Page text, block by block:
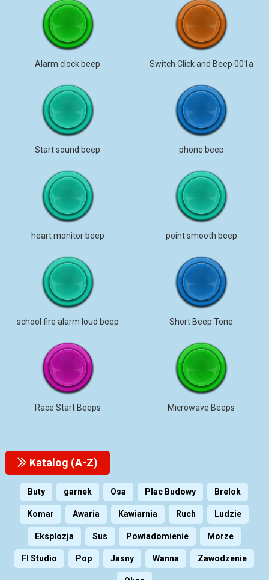
Alarm clock beep Switch Click and Beep 001a
Start sound beep phone beep
heart monitor beep point smooth beep
school fire alarm loud beep Short Beep Tone
Race Start Beeps Microwave Beeps
Katalog (A-Z)
Buty garnek Osa Plac Budowy Brelok
Komar Awaria Kawiarnia Ruch Ludzie
Eksplozja Sus Powiadomienie Morze
Fl Studio Pop Jasny Wanna Zawodzenie